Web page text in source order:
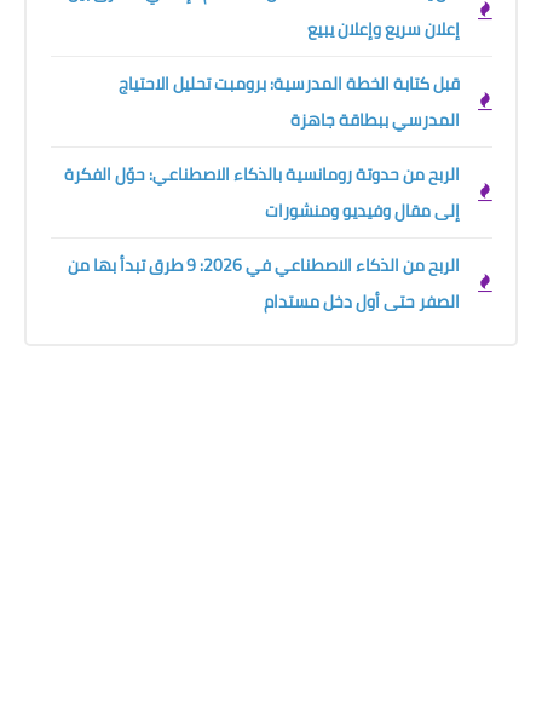
إعلان سريع وإعلان يبيع
قبل كتابة الخطة المدرسية: برومبت تحليل الاحتياج
المدرسي ببطاقة جاهزة
الربح من حدوتة رومانسية بالذكاء الاصطناعي: حوّل الفكرة
إلى مقال وفيديو ومنشورات
الربح من الذكاء الاصطناعي في 2026: 9 طرق تبدأ بها من
الصفر حتى أول دخل مستدام